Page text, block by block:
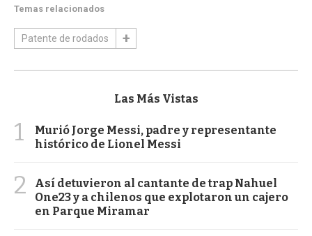
Temas relacionados
Patente de rodados
Las Más Vistas
1
Murió Jorge Messi, padre y representante
histórico de Lionel Messi
2
Así detuvieron al cantante de trap Nahuel
One23 y a chilenos que explotaron un cajero
en Parque Miramar